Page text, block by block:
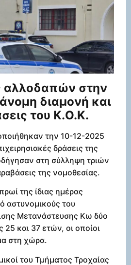
αλλοδαπών στην
διαμονή και
του Κ.Ο.Κ.
την 10-12-2025
δράσεις της
στη σύλληψη τριών
της νομοθεσίας.
της ίδιας ημέρας
αστυνομικούς του
Μετανάστευσης Κω δύο
25 και 37 ετών, οι οποίοι
στη χώρα.
του Τμήματος Τροχαίας